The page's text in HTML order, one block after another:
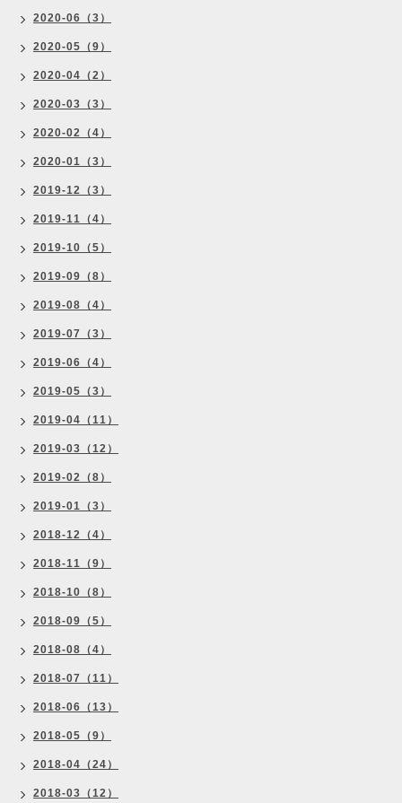
2020-06（3）
2020-05（9）
2020-04（2）
2020-03（3）
2020-02（4）
2020-01（3）
2019-12（3）
2019-11（4）
2019-10（5）
2019-09（8）
2019-08（4）
2019-07（3）
2019-06（4）
2019-05（3）
2019-04（11）
2019-03（12）
2019-02（8）
2019-01（3）
2018-12（4）
2018-11（9）
2018-10（8）
2018-09（5）
2018-08（4）
2018-07（11）
2018-06（13）
2018-05（9）
2018-04（24）
2018-03（12）